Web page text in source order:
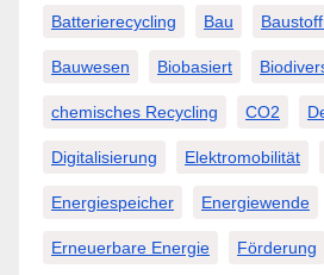
Batterierecycling Bau
Bauwesen Biobasiert
chemisches Recycling CO2
Digitalisierung Elektromobilität
Energiespeicher Energiewende
Erneuerbare Energie Förderung